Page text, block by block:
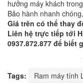
hưởng máy khách
Bảo hành nhanh
Giá trên có thể thay
Liên hệ trực tiếp tới
0937.872.877 để biết
Tags:
Ram máy tính